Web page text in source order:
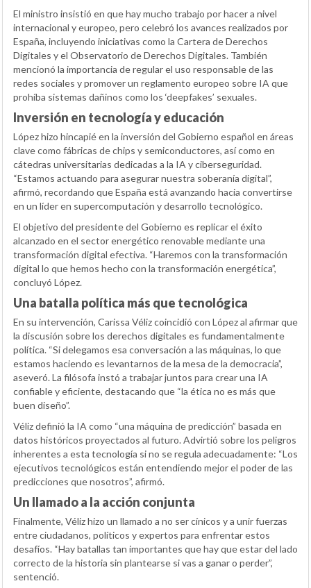
El ministro insistió en que hay mucho trabajo por hacer a nivel
internacional y europeo, pero celebró los avances realizados por
España, incluyendo iniciativas como la Cartera de Derechos
Digitales y el Observatorio de Derechos Digitales. También
mencionó la importancia de regular el uso responsable de las
redes sociales y promover un reglamento europeo sobre IA que
prohíba sistemas dañinos como los ‘deepfakes’ sexuales.
Inversión en tecnología y educación
López hizo hincapié en la inversión del Gobierno español en áreas
clave como fábricas de chips y semiconductores, así como en
cátedras universitarias dedicadas a la IA y ciberseguridad.
“Estamos actuando para asegurar nuestra soberanía digital”,
afirmó, recordando que España está avanzando hacia convertirse
en un líder en supercomputación y desarrollo tecnológico.
El objetivo del presidente del Gobierno es replicar el éxito
alcanzado en el sector energético renovable mediante una
transformación digital efectiva. “Haremos con la transformación
digital lo que hemos hecho con la transformación energética”,
concluyó López.
Una batalla política más que tecnológica
En su intervención, Carissa Véliz coincidió con López al afirmar que
la discusión sobre los derechos digitales es fundamentalmente
política. “Si delegamos esa conversación a las máquinas, lo que
estamos haciendo es levantarnos de la mesa de la democracia”,
aseveró. La filósofa instó a trabajar juntos para crear una IA
confiable y eficiente, destacando que “la ética no es más que
buen diseño”.
Véliz definió la IA como “una máquina de predicción” basada en
datos históricos proyectados al futuro. Advirtió sobre los peligros
inherentes a esta tecnología si no se regula adecuadamente: “Los
ejecutivos tecnológicos están entendiendo mejor el poder de las
predicciones que nosotros”, afirmó.
Un llamado a la acción conjunta
Finalmente, Véliz hizo un llamado a no ser cínicos y a unir fuerzas
entre ciudadanos, políticos y expertos para enfrentar estos
desafíos. “Hay batallas tan importantes que hay que estar del lado
correcto de la historia sin plantearse si vas a ganar o perder”,
sentenció.